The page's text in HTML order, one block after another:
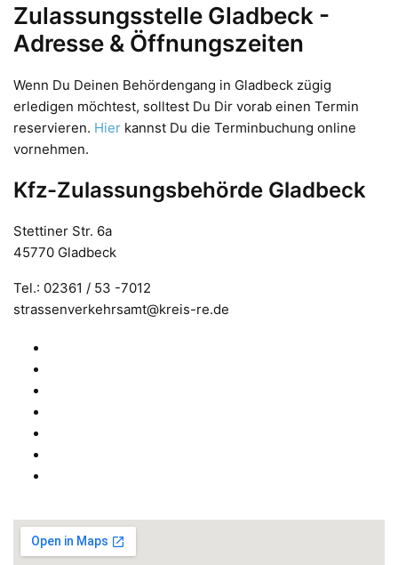
Zulassungsstelle Gladbeck -
Adresse & Öffnungszeiten
Wenn Du Deinen Behördengang in Gladbeck zügig
erledigen möchtest, solltest Du Dir vorab einen Termin
reservieren. Hier kannst Du die Terminbuchung online
vornehmen.
Kfz-Zulassungsbehörde Gladbeck
Stettiner Str. 6a
45770 Gladbeck
Tel.: 02361 / 53 -7012
strassenverkehrsamt@kreis-re.de